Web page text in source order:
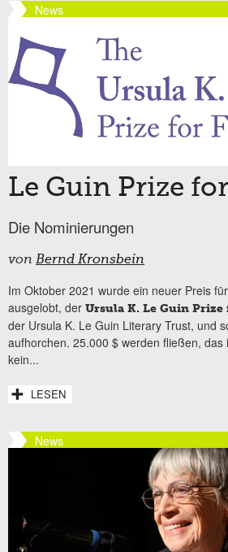
News
Le Guin Prize
Die Nominierungen
von Bernd Kronsbein
Im Oktober 2021 wurde ein neuer Preis
ausgelobt, der Ursula K. Le Guin
der Ursula K. Le Guin Literary Trust, und
aufhorchen. 25.000 $ werden fließen, das
kein...
LESEN
News